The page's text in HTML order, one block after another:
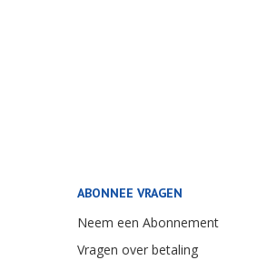
ABONNEE VRAGEN
Neem een Abonnement
Vragen over betaling